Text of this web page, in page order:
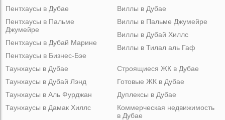
Пентхаусы в Дубае
Пентхаусы в Пальме
Джумейре
Пентхаусы в Дубай Марине
Пентхаусы в Бизнес-Бэе
Виллы в Дубае
Виллы в Пальме Джумейре
Виллы в Дубай Хиллс
Виллы в Тилал аль Гаф
Таунхаусы в Дубае
Таунхаусы в Дубай Лэнд
Таунхаусы в Аль Фурджан
Таунхаусы в Дамак Хиллс
Строящиеся ЖК в Дубае
Готовые ЖК в Дубае
Дуплексы в Дубае
Коммерческая недвижимость
в Дубае